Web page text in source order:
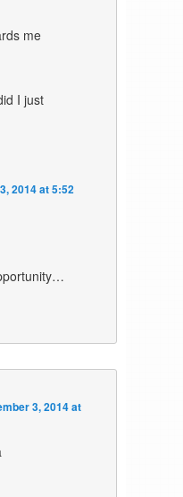
me
I just
2014 at 5:52
3, 2014 at